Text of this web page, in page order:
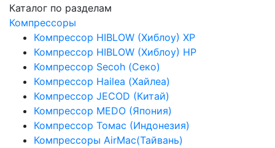
Каталог по разделам
Компрессоры
Компрессор HIBLOW (Хиблоу) XP
Компрессор HIBLOW (Хиблоу) HP
Компрессор Secoh (Секо)
Компрессор Hailea (Хайлеа)
Компрессор JECOD (Китай)
Компрессор MEDO (Япония)
Компрессор Томас (Индонезия)
Компрессоры AirMac(Тайвань)